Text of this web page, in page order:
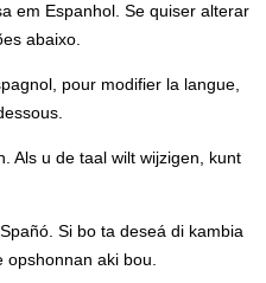
em Espanhol. Se quiser alterar
abaixo.
pour modifier la langue,
Als u de taal wilt wijzigen, kunt
Si bo ta deseá di kambia
aki bou.